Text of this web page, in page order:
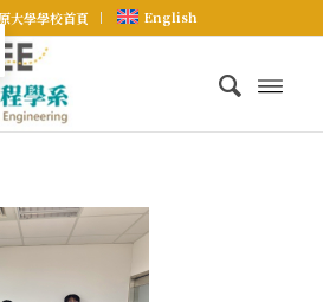
大學學校首頁 English